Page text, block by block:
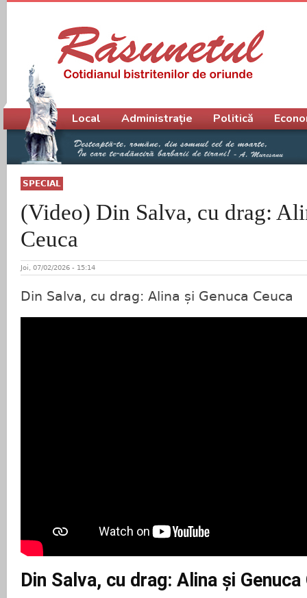
SPECIAL
(Video) Din Salva, cu drag:
Ceuca
Joi, 07/02/2026 - 15:14
Din Salva, cu drag: Alina și Genuca Ceuca
Din Salva, cu drag: Alina și Genuca
Meniu principal
Local Administrație Politică